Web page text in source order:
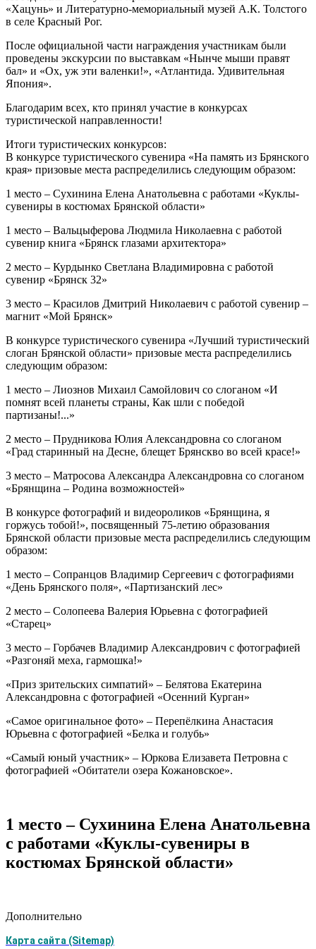
«Хацунь» и Литературно-мемориальный музей А.К. Толстого
в селе Красный Рог.
После официальной части награждения участникам были
проведены экскурсии по выставкам «Нынче мыши правят
бал» и «Ох, уж эти валенки!», «Атлантида. Удивительная
Япония».
Благодарим всех, кто принял участие в конкурсах
туристической направленности!
Итоги туристических конкурсов:
В конкурсе туристического сувенира «На память из Брянского
края» призовые места распределились следующим образом:
1 место – Сухинина Елена Анатольевна с работами «Куклы-
сувениры в костюмах Брянской области»
1 место – Вальцыферова Людмила Николаевна с работой
сувенир книга «Брянск глазами архитектора»
2 место – Курдынко Светлана Владимировна с работой
сувенир «Брянск 32»
3 место – Красилов Дмитрий Николаевич с работой сувенир –
магнит «Мой Брянск»
В конкурсе туристического сувенира «Лучший туристический
слоган Брянской области» призовые места распределились
следующим образом:
1 место – Лиознов Михаил Самойлович со слоганом «И
помнят всей планеты страны, Как шли с победой
партизаны!...»
2 место – Прудникова Юлия Александровна со слоганом
«Град старинный на Десне, блещет Брянскво во всей красе!»
3 место – Матросова Александра Александровна со слоганом
«Брянщина – Родина возможностей»
В конкурсе фотографий и видеороликов «Брянщина, я
горжусь тобой!», посвященный 75-летию образования
Брянской области призовые места распределились следующим
образом:
1 место – Сопранцов Владимир Сергеевич с фотографиями
«День Брянского поля», «Партизанский лес»
2 место – Солопеева Валерия Юрьевна с фотографией
«Старец»
3 место – Горбачев Владимир Александрович с фотографией
«Разгоняй меха, гармошка!»
«Приз зрительских симпатий» – Белятова Екатерина
Александровна с фотографией «Осенний Курган»
«Самое оригинальное фото» – Перепёлкина Анастасия
Юрьевна с фотографией «Белка и голубь»
«Самый юный участник» – Юркова Елизавета Петровна с
фотографией «Обитатели озера Кожановское».
1 место – Сухинина Елена Анатольевна
с работами «Куклы-сувениры в
костюмах Брянской области»
Дополнительно
Карта сайта (Sitemap)